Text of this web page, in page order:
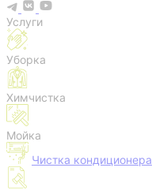
Услуги
Уборка
Химчистка
Мойка
Чистка кондиционера